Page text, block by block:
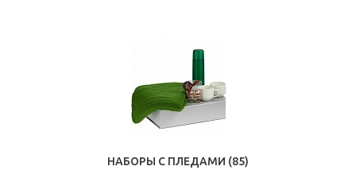
НАБОРЫ С ПЛЕДАМИ (85)